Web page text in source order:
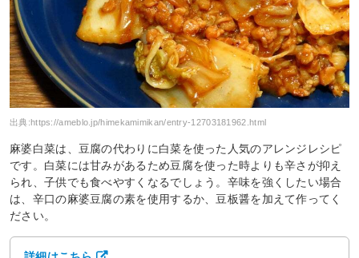
出典:https://ameblo.jp/himekamimikan/entry-12703181962.html
麻婆白菜は、豆腐の代わりに白菜を使った人気のアレンジレシピ
です。白菜には甘みがあるため豆腐を使った時よりも辛さが抑え
られ、子供でも食べやすくなるでしょう。辛味を強くしたい場合
は、辛口の麻婆豆腐の素を使用するか、豆板醤を加えて作ってく
ださい。